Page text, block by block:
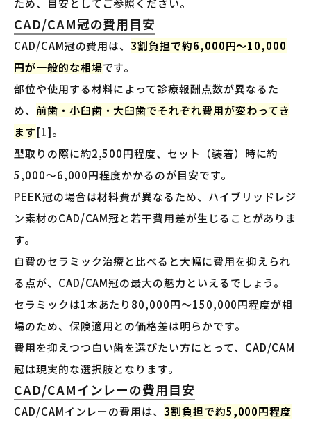
ため、目安としてご参照ください。
CAD/CAM冠の費用目安
CAD/CAM冠の費用は、3割負担で約6,000円〜10,000
円が一般的な相場です。
部位や使用する材料によって診療報酬点数が異なるた
め、 前歯・小臼歯・大臼歯でそれぞれ費用が変わってき
ます[1]。
型取りの際に約2,500円程度、セット（装着）時に約
5,000〜6,000円程度かかるのが目安です。
PEEK冠の場合は材料費が異なるため、ハイブリッドレジ
ン素材のCAD/CAM冠と若干費用差が生じることがありま
す。
自費のセラミック治療と比べると大幅に費用を抑えられ
る点が、CAD/CAM冠の最大の魅力といえるでしょう。
セラミックは1本あたり80,000円〜150,000円程度が相
場のため、保険適用との価格差は明らかです。
費用を抑えつつ白い歯を選びたい方にとって、CAD/CAM
冠は現実的な選択肢となります。
CAD/CAMインレーの費用目安
CAD/CAMインレーの費用は、 3割負担で約5,000円程度